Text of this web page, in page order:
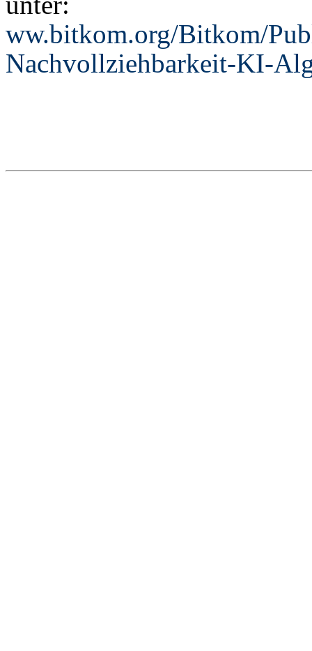
ww.bitkom.org/Bitkom/
Nachvollziehbarkeit-KI-